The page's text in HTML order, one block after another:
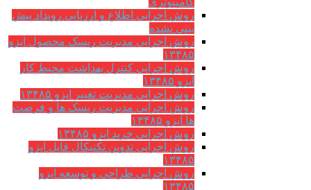
روش اجرایی اطلاع و ارزیابی رویداد پیش
بینی نشده
روش اجرایی مدیریت ریسک محصول ایزو
۱۳۴۸۵
روش اجرایی کنترل بهداشت محیط کار
ایزو ۱۳۴۸۵
روش اجرایی مدیریت تغییر ایزو ۱۳۴۸۵
روش اجرایی مدیریت ریسک ها و فرصت
ها ایزو ۱۳۴۸۵
روش اجرایی خرید ایزو ۱۳۴۸۵
روش اجرایی تدوین تکنیکال فایل ایزو
۱۳۴۸۵
روش اجرایی طراحی و توسعه ایزو
۱۳۴۸۵